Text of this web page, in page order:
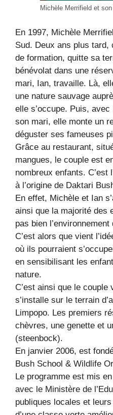
Michèle Merrifield et
En 1997, Michèle
Sud. Deux ans plus tard,
de formation, quitte sa
bénévolat dans une
mari, Ian, travaille. Là,
une nature sauvage
elle s’occupe. Puis,
son mari, elle monte un
déguster ses fameuses
Grâce au restaurant,
mangues, le couple est
nombreux enfants. C’est
à l’origine de Daktari
En effet, Michèle et Ian
ainsi que la majorité des
pas bien
C’est alors que vient
où ils pourraient
en sensibilisant les
nature.
C’est ainsi que le couple
s’installe sur le terrain
Limpopo. Les premiers
chèvres, une genette et
(steenbock).
En janvier 2006, est
Bush School & Wildlife
Le programme est mis
avec le Ministère de
publiques locales et